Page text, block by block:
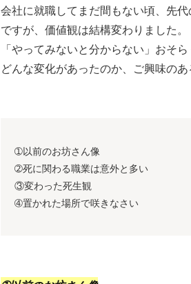
会社に就職してまだ間もない頃、先
ですが、価値観は結構変わりました。
「やってみないと分からない」おそ
どんな変化があったのか、ご興味のあ
➀以前のお坊さん像
➁死に関わる職業は意外と多い
③変わった死生観
➃置かれた場所で咲きなさい